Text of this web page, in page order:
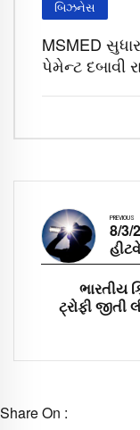
બિઝનેસ
MSMED
પેમેન્ટ દબાવી
PREVIOUS
8/3/
ભારતીય
ટ્રોફી જીતી
Share On :